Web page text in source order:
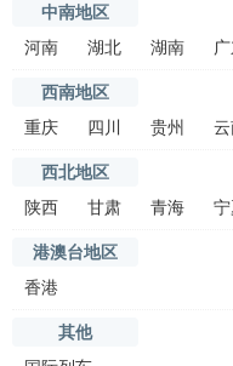
中南地区
河南
湖北 湖南
西南地区
重庆
四川 贵州
西北地区
陕西
甘肃 青海
港澳台地区
香港
其他